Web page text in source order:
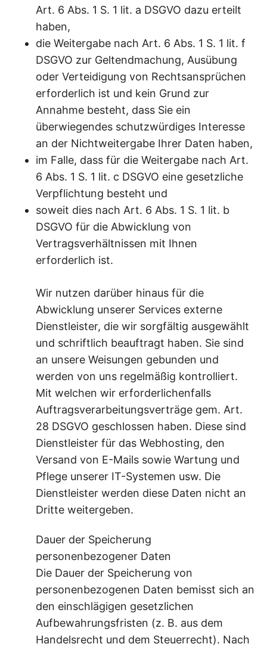
Art. 6 Abs. 1 S. 1 lit. a DSGVO dazu erteilt
haben,
die Weitergabe nach Art. 6 Abs. 1 S. 1 lit. f
DSGVO zur Geltendmachung, Ausübung
oder Verteidigung von Rechtsansprüchen
erforderlich ist und kein Grund zur
Annahme besteht, dass Sie ein
überwiegendes schutzwürdiges Interesse
an der Nichtweitergabe Ihrer Daten haben,
im Falle, dass für die Weitergabe nach Art.
6 Abs. 1 S. 1 lit. c DSGVO eine gesetzliche
Verpflichtung besteht und
soweit dies nach Art. 6 Abs. 1 S. 1 lit. b
DSGVO für die Abwicklung von
Vertragsverhältnissen mit Ihnen
erforderlich ist.
Wir nutzen darüber hinaus für die
Abwicklung unserer Services externe
Dienstleister, die wir sorgfältig ausgewählt
und schriftlich beauftragt haben. Sie sind
an unsere Weisungen gebunden und
werden von uns regelmäßig kontrolliert.
Mit welchen wir erforderlichenfalls
Auftragsverarbeitungsverträge gem. Art.
28 DSGVO geschlossen haben. Diese sind
Dienstleister für das Webhosting, den
Versand von E-Mails sowie Wartung und
Pflege unserer IT-Systemen usw. Die
Dienstleister werden diese Daten nicht an
Dritte weitergeben.
Dauer der Speicherung
personenbezogener Daten
Die Dauer der Speicherung von
personenbezogenen Daten bemisst sich an
den einschlägigen gesetzlichen
Aufbewahrungsfristen (z. B. aus dem
Handelsrecht und dem Steuerrecht). Nach